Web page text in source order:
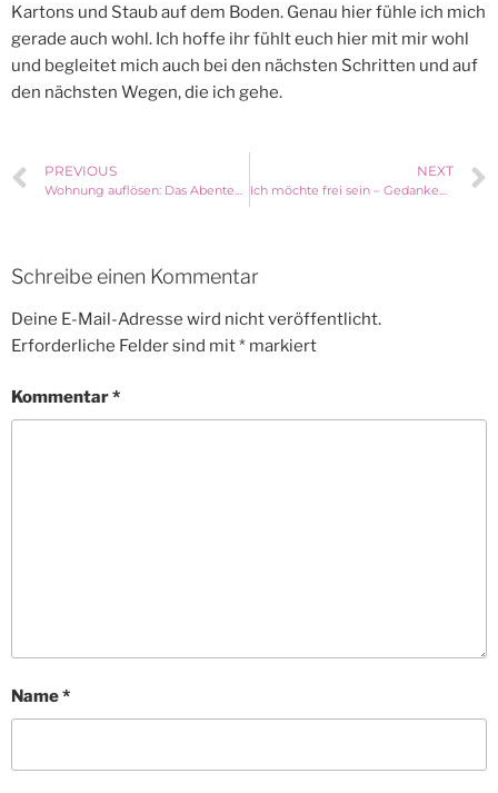
Kartons und Staub auf dem Boden. Genau hier fühle ich mich
gerade auch wohl. Ich hoffe ihr fühlt euch hier mit mir wohl
und begleitet mich auch bei den nächsten Schritten und auf
den nächsten Wegen, die ich gehe.
PREVIOUS
Wohnung auflösen: Das Abenteuer hat längst begonnen
NEXT
Ich möchte frei sein – Gedanken während einer Zugfahrt
Schreibe einen Kommentar
Deine E-Mail-Adresse wird nicht veröffentlicht.
Erforderliche Felder sind mit* markiert
Kommentar*
Name*